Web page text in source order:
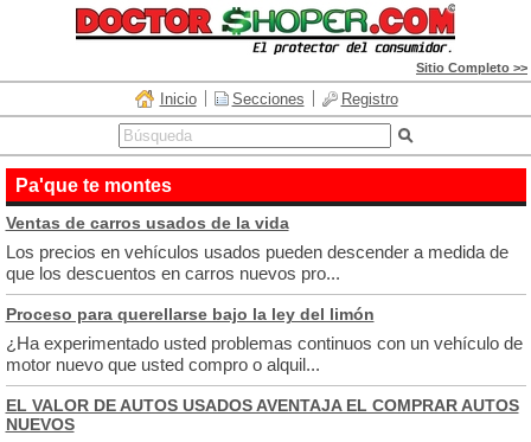
Sitio Completo >>
Inicio Secciones Registro
Pa'que te montes
Ventas de carros usados de la vida
Los precios en vehículos usados pueden descender a medida de
que los descuentos en carros nuevos pro...
Proceso para querellarse bajo la ley del limón
¿Ha experimentado usted problemas continuos con un vehículo de
motor nuevo que usted compro o alquil...
EL VALOR DE AUTOS USADOS AVENTAJA EL COMPRAR AUTOS
NUEVOS